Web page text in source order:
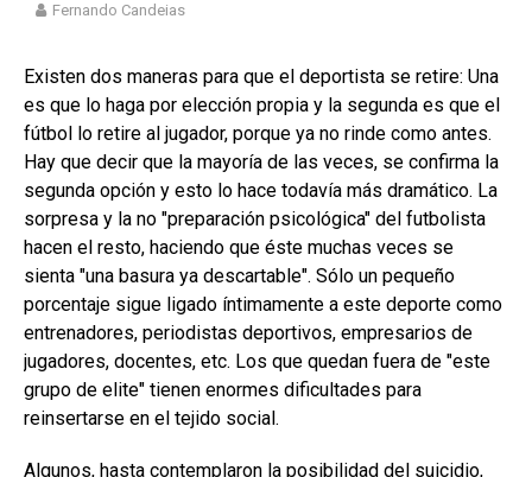
Fernando Candeias
Existen dos maneras para que el deportista se retire: Una
es que lo haga por elección propia y la segunda es que el
fútbol lo retire al jugador, porque ya no rinde como antes.
Hay que decir que la mayoría de las veces, se confirma la
segunda opción y esto lo hace todavía más dramático. La
sorpresa y la no "preparación psicológica" del futbolista
hacen el resto, haciendo que éste muchas veces se
sienta "una basura ya descartable". Sólo un pequeño
porcentaje sigue ligado íntimamente a este deporte como
entrenadores, periodistas deportivos, empresarios de
jugadores, docentes, etc. Los que quedan fuera de "este
grupo de elite" tienen enormes dificultades para
reinsertarse en el tejido social.
Algunos, hasta contemplaron la posibilidad del suicidio,